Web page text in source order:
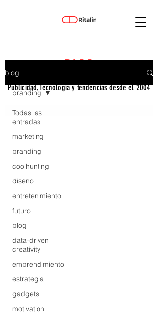
BLOG
Publicidad, Tecnología y tendencias desde el 2004
blog
Todas las
entradas
marketing
branding
coolhunting
diseño
entretenimiento
futuro
blog
data-driven
creativity
emprendimiento
estrategia
gadgets
motivation
branding